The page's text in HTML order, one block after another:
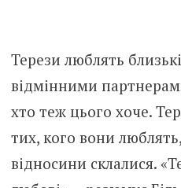
Терези люблять
відмінними
хто теж цього хоче.
тих, кого вони
відносини склалися.